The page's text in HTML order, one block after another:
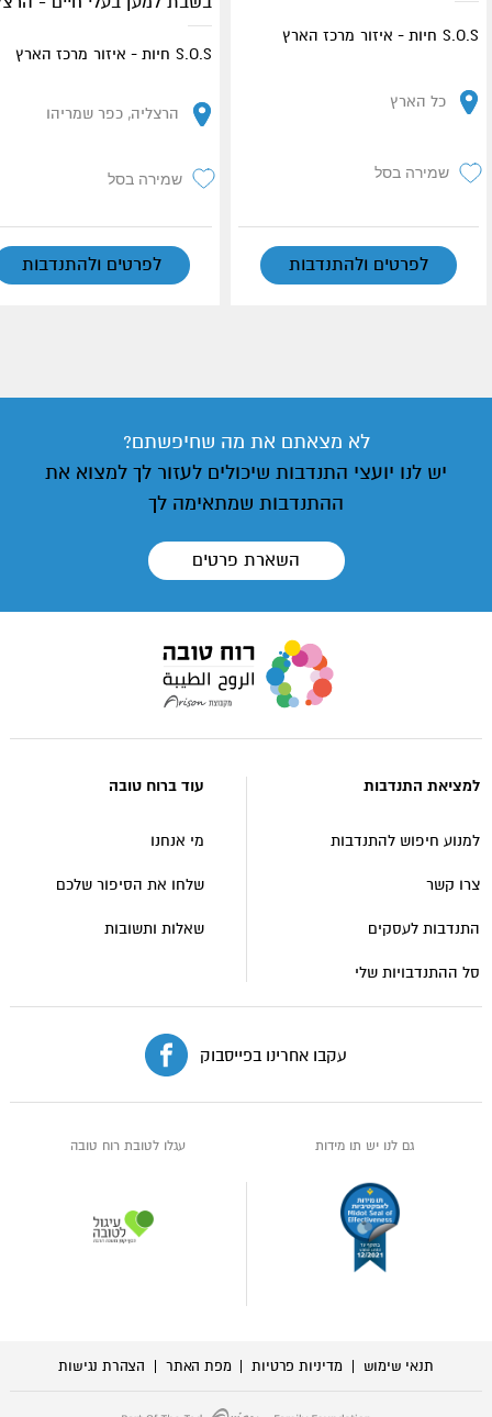
S.O.S חיות - איזור מרכז הארץ
כל הארץ
שמירה בסל
לפרטים ולהתנדבות
S.O.S חיות - איזור מרכז הארץ
הרצליה, כפר שמריהו
שמירה בסל
לפרטים ולהתנדבות
לא מצאתם את מה שחיפשתם?
יש לנו יועצי התנדבות שיכולים לעזור לך למצוא את
ההתנדבות שמתאימה לך
השארת פרטים
רוח
למציאת התנדבות
למנוע חיפוש להתנדבות
צרו קשר
התנדבות לעסקים
סל ההתנדבויות שלי
עוד ברוח טובה
מי אנחנו
שלחו את הסיפור שלכם
שאלות ותשובות
גם לנו יש תו מידות עגלו לטובת רוח טובה
עקבו אחרינו בפייסבוק
תנאי שימוש מדיניות פרטיות מפת האתר הצהרת נגישות